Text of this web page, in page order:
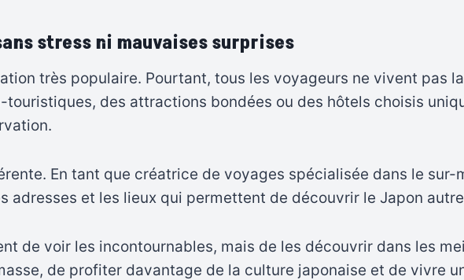
stress ni mauvaises surprises
très populaire. Pourtant, tous les voyageurs ne vivent pas
des attractions bondées ou des hôtels choisis
En tant que créatrice de voyages spécialisée dans le
adresses et les lieux qui permettent de découvrir le Japon
de voir les incontournables, mais de les découvrir dans les
de profiter davantage de la culture japonaise et de vivre